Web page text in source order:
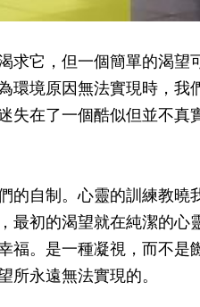
它，但一個簡單的渴望
環境原因無法實現時，我
失在了一個酷似但並不真
的自制。心靈的訓練教
最初的渴望就在純潔的心
福。是一種凝視，而不是
永遠無法實現的。